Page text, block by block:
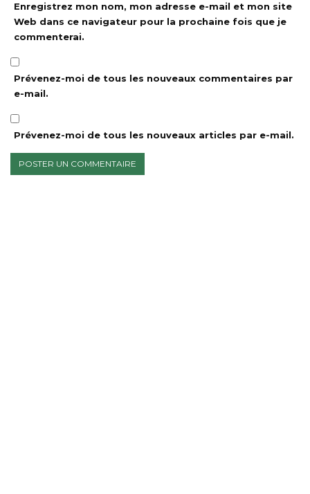
Enregistrez mon nom, mon adresse e-mail et mon site
Web dans ce navigateur pour la prochaine fois que je
commenterai.
Prévenez-moi de tous les nouveaux commentaires par
e-mail.
Prévenez-moi de tous les nouveaux articles par e-mail.